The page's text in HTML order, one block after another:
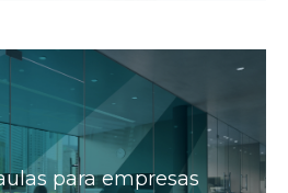
para empresas